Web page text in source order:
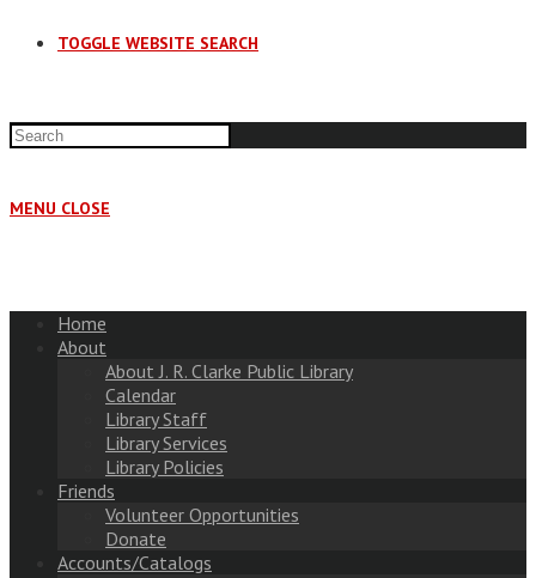
TOGGLE WEBSITE SEARCH
MENU CLOSE
Home
About
About J. R. Clarke Public Library
Calendar
Library Staff
Library Services
Library Policies
Friends
Volunteer Opportunities
Donate
Accounts/Catalogs